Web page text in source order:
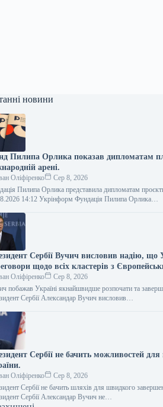
новини
Пилипа Орлика показав дипломатам
арені.
Оліфіренко
Сер 8, 2026
Пилипа Орлика представила дипломатам
14:12 Укрінформ Фундація Пилипа Орлика…
Сербії Вучич висловив надію,
щодо всіх кластерів з
Оліфіренко
Сер 8, 2026
побажав Україні якнайшвидше розпочати та
Сербії Александар Вучич висловив…
Сербії не бачить можливостей
Оліфіренко
Сер 8, 2026
Сербії не бачить шляхів для швидкого
Сербії Александар Вучич не…